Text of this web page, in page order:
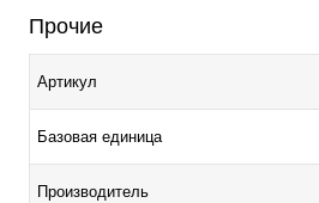
Прочие
Артикул
Базовая единица
Производитель